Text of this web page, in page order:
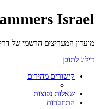
Israel
מועדון המעריצים הרשמי של
דילוג לתוכן
קישורים מהירים
שאלות נפוצות
התחברות